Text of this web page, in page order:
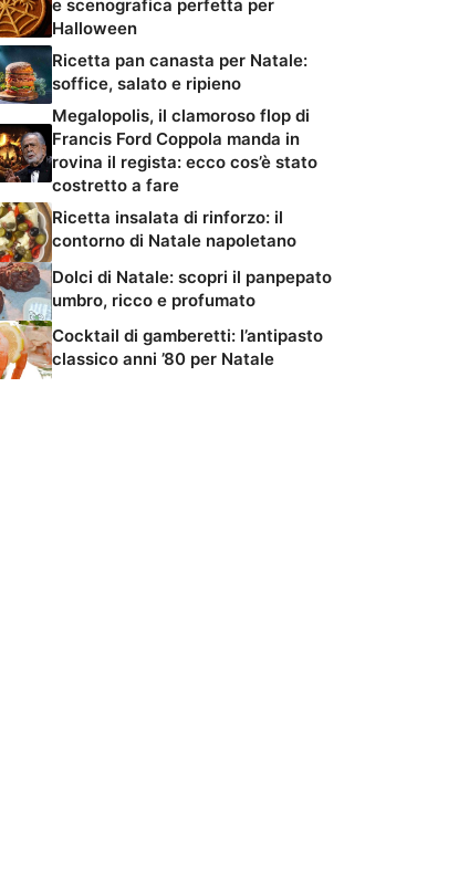
e scenografica perfetta per
Halloween
Ricetta pan canasta per Natale:
soffice, salato e ripieno
Megalopolis, il clamoroso flop di
Francis Ford Coppola manda in
rovina il regista: ecco cos’è stato
costretto a fare
Ricetta insalata di rinforzo: il
contorno di Natale napoletano
Dolci di Natale: scopri il panpepato
umbro, ricco e profumato
Cocktail di gamberetti: l’antipasto
classico anni ’80 per Natale